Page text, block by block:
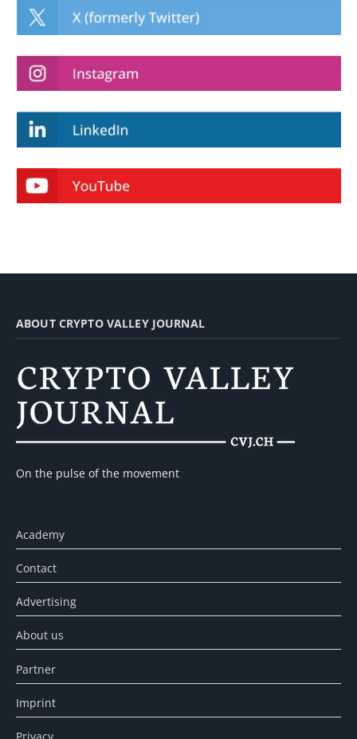
ABOUT CRYPTO VALLEY JOURNAL
On the pulse of the movement
Academy
Contact
Advertising
About us
Partner
Imprint